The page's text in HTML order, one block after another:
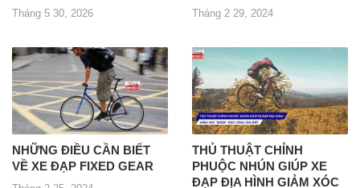
Tháng 5 30, 2026 Tháng 2 29, 2024
NHỮNG ĐIỀU CẦN BIẾT
VỀ XE ĐẠP FIXED GEAR
THỦ THUẬT CHỈNH
PHUỘC NHÚN GIÚP XE
ĐẠP ĐỊA HÌNH GIẢM XÓC